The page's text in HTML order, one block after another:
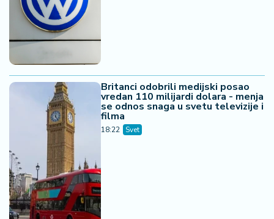
Britanci odobrili medijski posao
vredan 110 milijardi dolara - menja
se odnos snaga u svetu televizije i
filma
18:22 Svet